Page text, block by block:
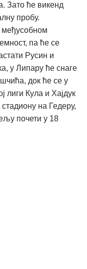
Зато ће викенд
пробу.
па ће се
Русин и
у Липару ће снаге
док ће се у
лиги Кула и Хајдук
на Гедеру,
почети у 18